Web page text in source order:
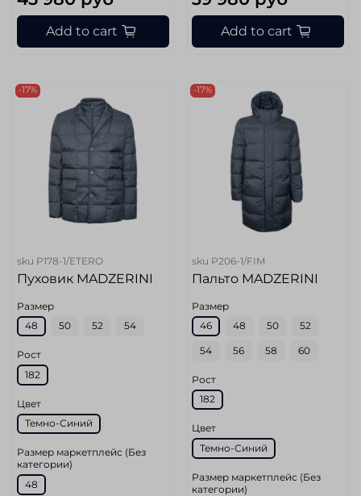
Add to cart Add to cart
-17%
sku P178-1/ETERO
Пуховик MADZERINI
Размер
48
50 52 54
Рост
182
Цвет
Темно-Синий
Размер маркетплейс (Без
категории)
48
-17%
sku P206-1/FIM
Пальто MADZERINI
Размер
46
48 50 52
54 56 58 60
Рост
182
Цвет
Темно-Синий
Размер маркетплейс (Без
категории)